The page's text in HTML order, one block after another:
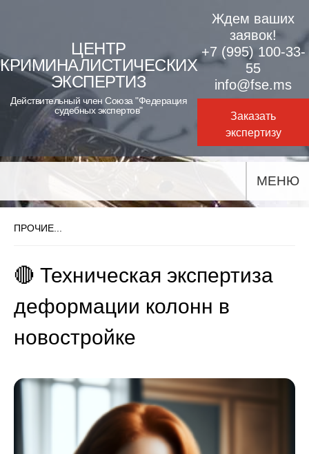
content
ЦЕНТР
КРИМИНАЛИСТИЧЕСКИХ
ЭКСПЕРТИЗ
Действительный член Союза "Федерация
судебных экспертов"
Ждем ваших
заявок!
+7 (995) 100-33-
55
info@fse.ms
Заказать
экспертизу
МЕНЮ
ПРОЧИЕ...
🔴 Техническая экспертиза
деформации колонн в
новостройке